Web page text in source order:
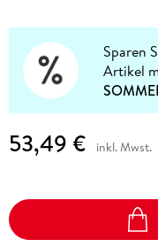
Sparen
Artikel
53,49 € inkl. Mwst.